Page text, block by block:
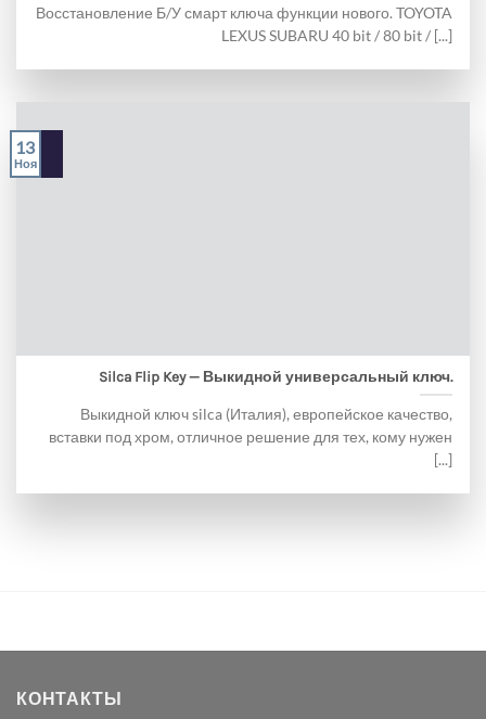
Восстановление Б/У смарт ключа функции нового. TOYOTA
LEXUS SUBARU 40 bit / 80 bit / [...]
Silca Flip Key — Выкидной универсальный ключ.
Выкидной ключ silca (Италия), европейское качество,
вставки под хром, отличное решение для тех, кому нужен
[...]
13
Ноя
КОНТАКТЫ